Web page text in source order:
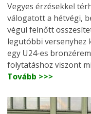
Vegyes érzésekkel
válogatott a hétvégi,
végül felnőtt
legutóbbi versenyhez
egy U24-es
folytatáshoz viszont
Tovább >>>